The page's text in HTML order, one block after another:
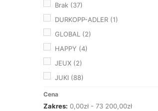
Brak (37)
DURKOPP-ADLER (1)
GLOBAL (2)
HAPPY (4)
JEUX (2)
JUKI (88)
KANSAI
KINGTEX(5)
Cena
Zakres: 0,00zł - 73 200,00zł